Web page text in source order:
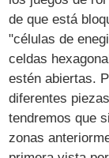
de que está
"células de
celdas
estén abiertas.
diferentes
tendremos que
zonas